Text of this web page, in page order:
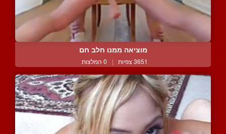
מוציאה ממנו חלב חם
3651 צפיות | 0 המלצות